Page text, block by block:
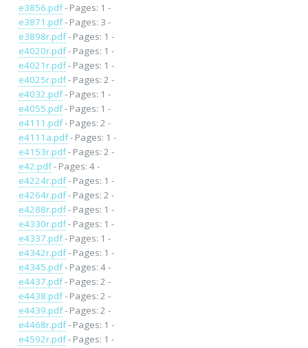
e3856.pdf- Pages: 1 -
e3871.pdf- Pages: 3 -
e3898r.pdf- Pages: 1 -
e4020r.pdf- Pages: 1 -
e4021r.pdf- Pages: 1 -
e4025r.pdf- Pages: 2 -
e4032.pdf- Pages: 1 -
e4055.pdf- Pages: 1 -
e4111.pdf- Pages: 2 -
e4111a.pdf- Pages: 1 -
e4153r.pdf- Pages: 2 -
e42.pdf- Pages: 4 -
e4224r.pdf- Pages: 1 -
e4264r.pdf- Pages: 2 -
e4288r.pdf- Pages: 1 -
e4330r.pdf- Pages: 1 -
e4337.pdf- Pages: 1 -
e4342r.pdf- Pages: 1 -
e4345.pdf- Pages: 4 -
e4437.pdf- Pages: 2 -
e4438.pdf- Pages: 2 -
e4439.pdf- Pages: 2 -
e4468r.pdf- Pages: 1 -
e4592r.pdf- Pages: 1 -